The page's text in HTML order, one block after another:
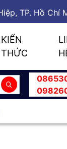
TP. Hồ Chí
KIẾN
THỨC